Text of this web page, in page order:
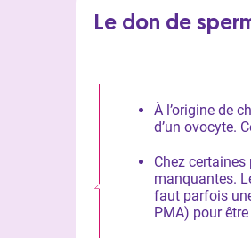
Le don de
À l’origine de
d’un ovocyte.
Chez
manquantes.
faut parfois
PMA) pour